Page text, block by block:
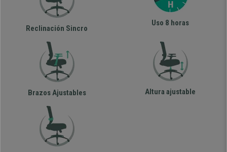
Reclinación Sincro
Uso 8 horas
Brazos Ajustables Altura ajustable